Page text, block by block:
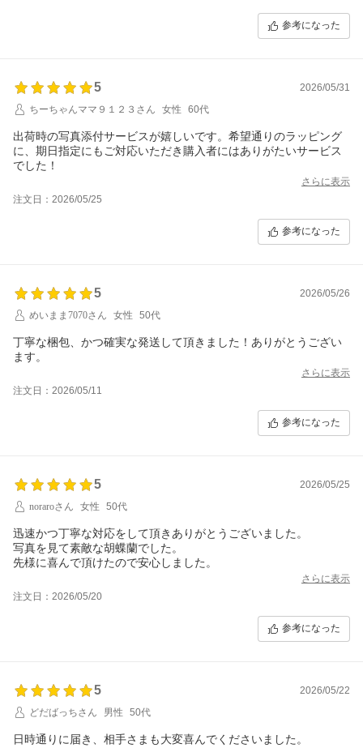
参考になった
5
2026/05/31
ちーちゃんママ９１２３さん
女性 60代
出荷時の写真添付サービスが嬉しいです。希望通りのラッピング
に、期日指定にもご対応いただき購入者にはありがたいサービス
でした！
さらに表示
注文日：2026/05/25
参考になった
5
2026/05/26
めいまま7070さん
女性 50代
丁寧な梱包、かつ確実な発送して頂きました！ありがとうござい
ます。
さらに表示
注文日：2026/05/11
参考になった
5
2026/05/25
noraroさん
女性 50代
迅速かつ丁寧な対応をして頂きありがとうございました。
写真を見て素敵な胡蝶蘭でした。
先様に喜んで頂けたので安心しました。
さらに表示
注文日：2026/05/20
参考になった
5
2026/05/22
どだばっちさん
男性 50代
日時通りに届き、相手さまも大変喜んでくださいました。